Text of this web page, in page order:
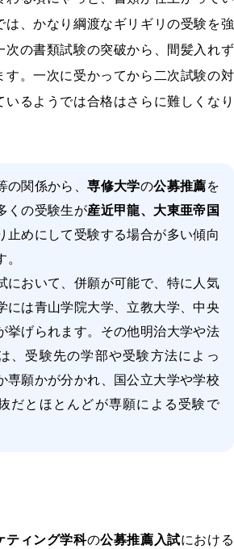
は、かなり綱渡なギリギリの受験を強
次の書類試験の突破から、間髪入れず
す。一次に受かってから二次試験の対
るようでは合格はさらに難しくなり
の関係から、専修大学の公募推薦を
くの受験生が産近甲龍、大東亜帝国
止めにして受験する場合が多い傾向
において、併願が可能で、特に人気
には青山学院大学、立教大学、中央
挙げられます。その他明治大学や法
、受験先の学部や受験方法によっ
専願かが分かれ、国公立大学や学校
だとほとんどが専願による受験で
ティング学科の公募推薦入試における